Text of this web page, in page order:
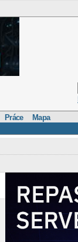
Práce Mapa